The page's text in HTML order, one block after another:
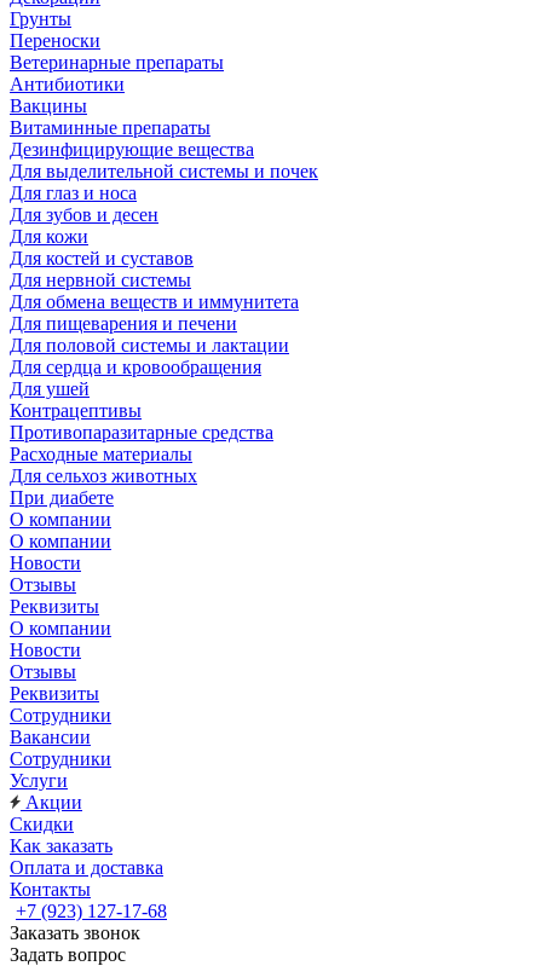
Грунты
Переноски
Ветеринарные препараты
Антибиотики
Вакцины
Витаминные препараты
Дезинфицирующие вещества
Для выделительной системы и почек
Для глаз и носа
Для зубов и десен
Для кожи
Для костей и суставов
Для нервной системы
Для обмена веществ и иммунитета
Для пищеварения и печени
Для половой системы и лактации
Для сердца и кровообращения
Для ушей
Контрацептивы
Противопаразитарные средства
Расходные материалы
Для сельхоз животных
При диабете
О компании
О компании
Новости
Отзывы
Реквизиты
О компании
Новости
Отзывы
Реквизиты
Сотрудники
Вакансии
Сотрудники
Услуги
Акции
Скидки
Как заказать
Оплата и доставка
Контакты
+7 (923) 127-17-68
Заказать звонок
Задать вопрос